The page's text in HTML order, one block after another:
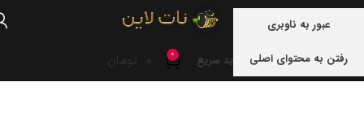
عبور به ناوبری
رفتن به محتوای اصلی
خرید سریع 0
0 تومان